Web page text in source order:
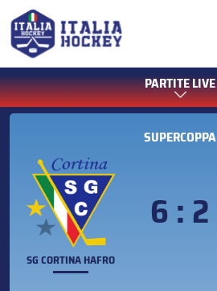
PARTITE LIVE
SUPERCOPPA
SG CORTINA HAFRO
6 : 2